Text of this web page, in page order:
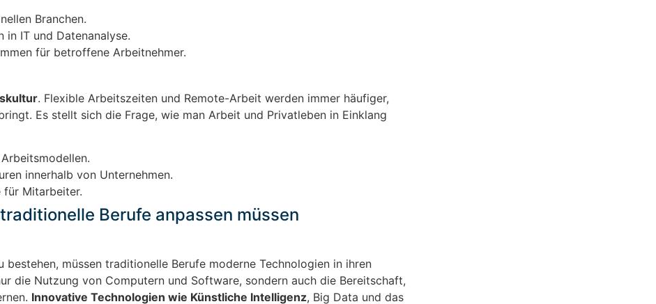
Branchen.
IT und Datenanalyse.
für betroffene Arbeitnehmer.
. Flexible Arbeitszeiten und Remote-Arbeit werden immer häufiger,
Es stellt sich die Frage, wie man Arbeit und Privatleben in Einklang
innerhalb von Unternehmen.
für Mitarbeiter.
Berufe anpassen müssen
müssen traditionelle Berufe moderne Technologien in ihren
die Nutzung von Computern und Software, sondern auch die Bereitschaft,
Innovative Technologien wie Künstliche Intelligenz, Big Data und das